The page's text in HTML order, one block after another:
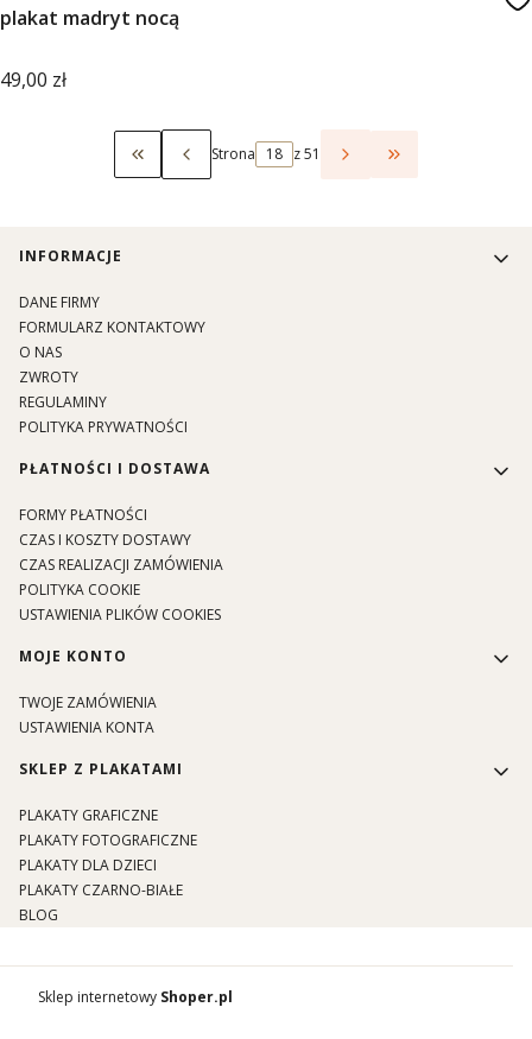
plakat madryt nocą
Cena
49,00 zł
Wróć do pierwszej strony z produktami
Strona z 51 Przejdź do
Linki w stopce
INFORMACJE
DANE FIRMY
FORMULARZ KONTAKTOWY
O NAS
ZWROTY
REGULAMINY
POLITYKA PRYWATNOŚCI
PŁATNOŚCI I DOSTAWA
FORMY PŁATNOŚCI
CZAS I KOSZTY DOSTAWY
CZAS REALIZACJI ZAMÓWIENIA
POLITYKA COOKIE
USTAWIENIA PLIKÓW COOKIES
MOJE KONTO
TWOJE ZAMÓWIENIA
USTAWIENIA KONTA
SKLEP Z PLAKATAMI
PLAKATY GRAFICZNE
PLAKATY FOTOGRAFICZNE
PLAKATY DLA DZIECI
PLAKATY CZARNO-BIAŁE
BLOG
Sklep internetowy Shoper.pl